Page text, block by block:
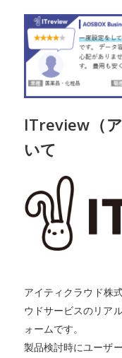
ITreview（
いて
アイティクラウド株
ウドサービスのリア
ォームです。
製品検討時にユーザ